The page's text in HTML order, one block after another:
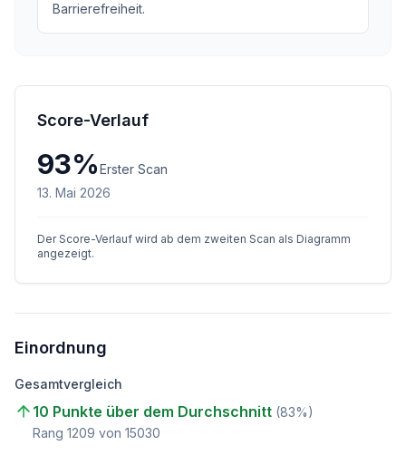
Barrierefreiheit.
Score-Verlauf
93%Erster Scan
13. Mai 2026
Der Score-Verlauf wird ab dem zweiten Scan als Diagramm
angezeigt.
Einordnung
Gesamtvergleich
10 Punkte über dem Durchschnitt (83%)
Rang 1209 von 15030